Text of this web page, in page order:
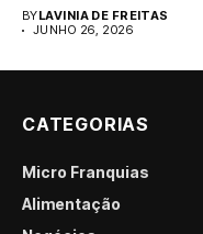
BYLAVINIA DE FREITAS
JUNHO 26, 2026
CATEGORIAS
Micro Franquias
Alimentação